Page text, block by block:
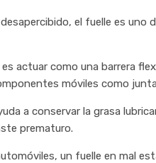
el fuelle es
actuar como una barrera
móviles como
a conservar la grasa
prematuro.
un fuelle en mal